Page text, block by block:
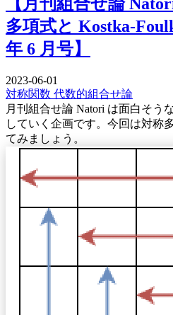
【月刊組合せ論
多項式と Kostka-
年 6 月号】
2023-06-01
対称関数 代数的組合せ論
月刊組合せ論 Natori は面白そう
していく企画です。今回は対称
てみましょう。